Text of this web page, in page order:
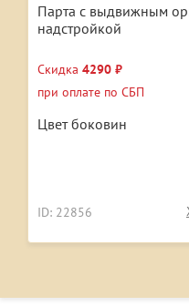
Парта с выдвижным
надстройкой
Скидка 4290 ₽
при оплате по СБП
Цвет боковин
ID: 22856